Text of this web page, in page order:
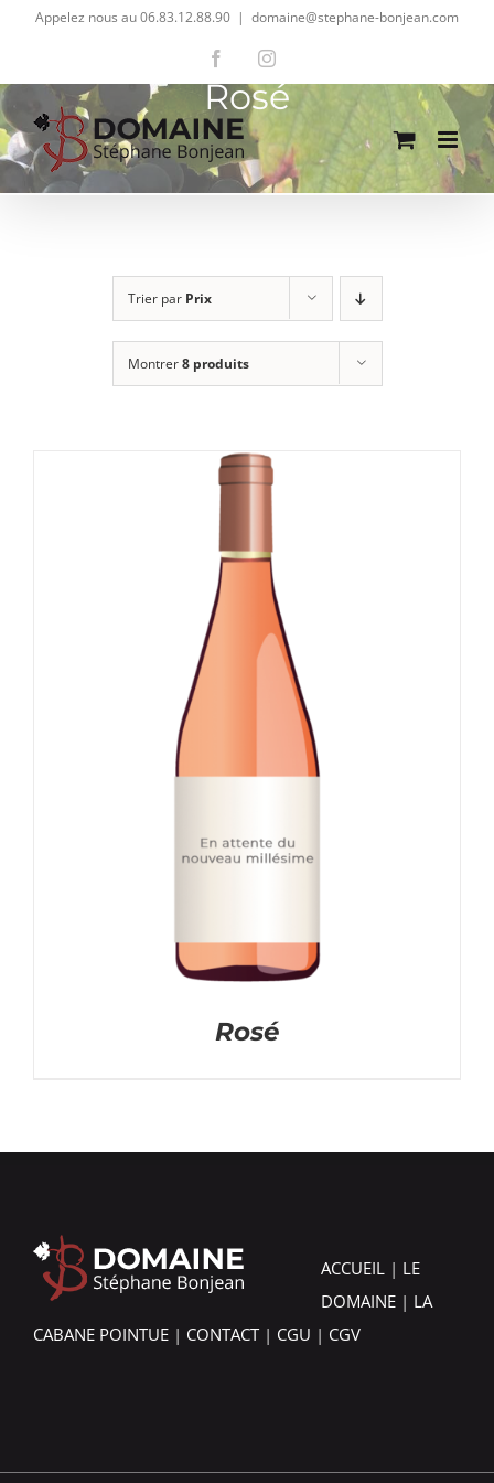
Passer
contenu
Appelez nous au 06.83.12.88.90 | domaine@stephane-bonjean.com
FacebookInstagram
Rosé
Trier par Prix
Montrer8 produits
Rosé
ACCUEIL | LE
DOMAINE | LA
CABANE POINTUE | CONTACT| CGU | CGV